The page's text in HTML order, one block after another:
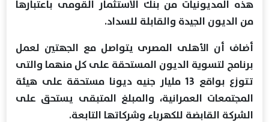
هذه المديونيات من بنك الاستثمار القومى باعتبارها
من الديون الجيدة والقابلة للسداد.
أضاف أن الأهلى المصرى يتواصل مع الجهتين لعمل
برنامج لتسوية الديون المستحقة على كل منهما والتى
تتوزع بواقع 13 مليار جنيه ديونا مستحقة على هيئة
المجتمعات العمرانية، والمبلغ المتبقى يستحق على
الشركة القابضة للكهرباء وشركاتها التابعة.